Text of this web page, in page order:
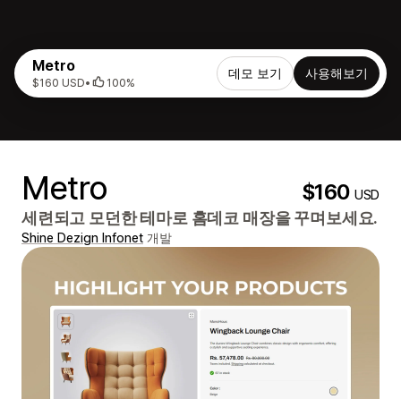
Metro
$160 USD• 100%
데모 보기 사용해보기
Metro $160USD
세련되고 모던한 테마로 홈데코 매장을 꾸며보세요.
Shine Dezign Infonet 개발